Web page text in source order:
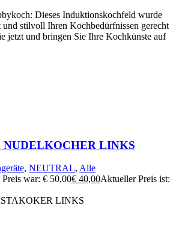
Dieses Induktionskochfeld wurde
stilvoll Ihren Kochbedürfnissen gerecht
jetzt und bringen Sie Ihre Kochkünste auf
NUDELKOCHER LINKS
, NEUTRAL, Alle
war: € 50,00€ 40,00Aktueller Preis ist:
LINKS